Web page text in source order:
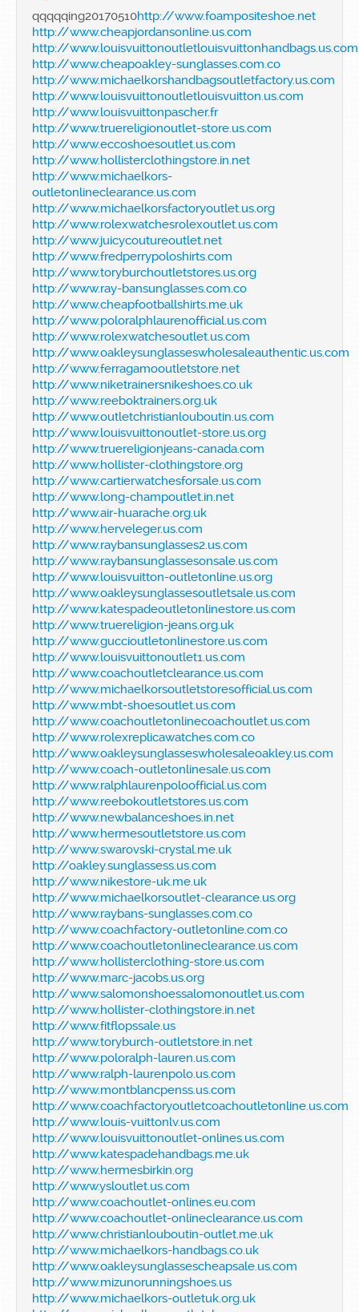
qqqqqing20170510http://www.foampositeshoe.net
http://www.cheapjordansonline.us.com
http://www.louisvuittonoutletlouisvuittonhandbags.us.com
http://www.cheapoakley-sunglasses.com.co
http://www.michaelkorshandbagsoutletfactory.us.com
http://www.louisvuittonoutletlouisvuitton.us.com
http://www.louisvuittonpascher.fr
http://www.truereligionoutlet-store.us.com
http://www.eccoshoesoutlet.us.com
http://www.hollisterclothingstore.in.net
http://www.michaelkors-
outletonlineclearance.us.com
http://www.michaelkorsfactoryoutlet.us.org
http://www.rolexwatchesrolexoutlet.us.com
http://www.juicycoutureoutlet.net
http://www.fredperrypoloshirts.com
http://www.toryburchoutletstores.us.org
http://www.ray-bansunglasses.com.co
http://www.cheapfootballshirts.me.uk
http://www.poloralphlaurenofficial.us.com
http://www.rolexwatchesoutlet.us.com
http://www.oakleysunglasseswholesaleauthentic.us.com
http://www.ferragamooutletstore.net
http://www.niketrainersnikeshoes.co.uk
http://www.reeboktrainers.org.uk
http://www.outletchristianlouboutin.us.com
http://www.louisvuittonoutlet-store.us.org
http://www.truereligionjeans-canada.com
http://www.hollister-clothingstore.org
http://www.cartierwatchesforsale.us.com
http://www.long-champoutlet.in.net
http://www.air-huarache.org.uk
http://www.herveleger.us.com
http://www.raybansunglasses2.us.com
http://www.raybansunglassesonsale.us.com
http://www.louisvuitton-outletonline.us.org
http://www.oakleysunglassesoutletsale.us.com
http://www.katespadeoutletonlinestore.us.com
http://www.truereligion-jeans.org.uk
http://www.guccioutletonlinestore.us.com
http://www.louisvuittonoutlet1.us.com
http://www.coachoutletclearance.us.com
http://www.michaelkorsoutletstoresofficial.us.com
http://www.mbt-shoesoutlet.us.com
http://www.coachoutletonlinecoachoutlet.us.com
http://www.rolexreplicawatches.com.co
http://www.oakleysunglasseswholesaleoakley.us.com
http://www.coach-outletonlinesale.us.com
http://www.ralphlaurenpoloofficial.us.com
http://www.reebokoutletstores.us.com
http://www.newbalanceshoes.in.net
http://www.hermesoutletstore.us.com
http://www.swarovski-crystal.me.uk
http://oakley.sunglassess.us.com
http://www.nikestore-uk.me.uk
http://www.michaelkorsoutlet-clearance.us.org
http://www.raybans-sunglasses.com.co
http://www.coachfactory-outletonline.com.co
http://www.coachoutletonlineclearance.us.com
http://www.hollisterclothing-store.us.com
http://www.marc-jacobs.us.org
http://www.salomonshoessalomonoutlet.us.com
http://www.hollister-clothingstore.in.net
http://www.fitflopssale.us
http://www.toryburch-outletstore.in.net
http://www.poloralph-lauren.us.com
http://www.ralph-laurenpolo.us.com
http://www.montblancpenss.us.com
http://www.coachfactoryoutletcoachoutletonline.us.com
http://www.louis-vuittonlv.us.com
http://www.louisvuittonoutlet-onlines.us.com
http://www.katespadehandbags.me.uk
http://www.hermesbirkin.org
http://www.ysloutlet.us.com
http://www.coachoutlet-onlines.eu.com
http://www.coachoutlet-onlineclearance.us.com
http://www.christianlouboutin-outlet.me.uk
http://www.michaelkors-handbags.co.uk
http://www.oakleysunglassescheapsale.us.com
http://www.mizunorunningshoes.us
http://www.michaelkors-outletuk.org.uk